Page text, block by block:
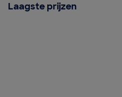
Laagste prijzen